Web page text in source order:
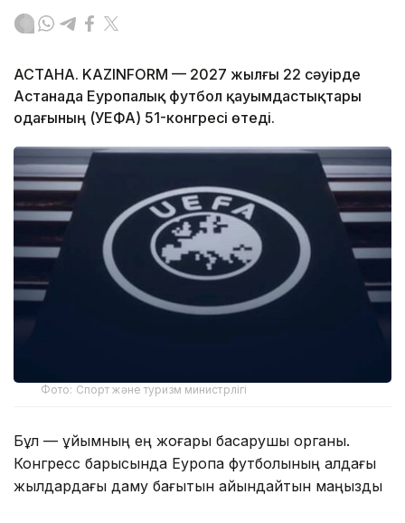
АСТАНА. KAZINFORM — 2027 жылғы 22 сәуірде
Астанада Еуропалық футбол қауымдастықтары
одағының (УЕФА) 51-конгресі өтеді.
Фото: Спорт және туризм министрлігі
Бұл — ұйымның ең жоғары басқарушы органы.
Конгресс барысында Еуропа футболының алдағы
жылдардағы даму бағытын айқындайтын маңызды